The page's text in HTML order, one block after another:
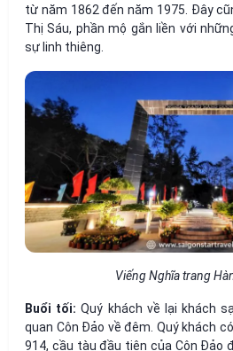
từ năm 1862 đến năm 1975. Đây
Thị Sáu, phần mộ gắn liền với
sự linh thiêng.
Viếng Nghĩa trang
Buổi tối: Quý khách về lại khách
quan Côn Đảo về đêm. Quý khách
914, cầu tàu đầu tiên của Côn Đảo